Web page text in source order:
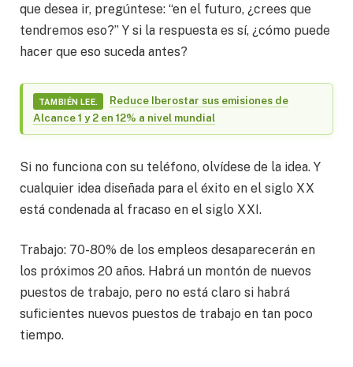
que desea ir, pregúntese: “en el futuro, ¿crees que
tendremos eso?” Y si la respuesta es sí, ¿cómo puede
hacer que eso suceda antes?
TAMBIÉN LEE.
Reduce Iberostar sus emisiones de
Alcance 1 y 2 en 12% a nivel mundial
Si no funciona con su teléfono, olvídese de la idea. Y
cualquier idea diseñada para el éxito en el siglo XX
está condenada al fracaso en el siglo XXI.
Trabajo: 70-80% de los empleos desaparecerán en
los próximos 20 años. Habrá un montón de nuevos
puestos de trabajo, pero no está claro si habrá
suficientes nuevos puestos de trabajo en tan poco
tiempo.